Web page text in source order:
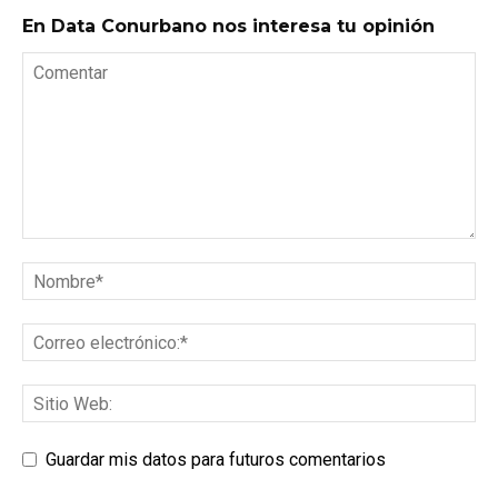
En Data Conurbano nos interesa tu opinión
Guardar mis datos para futuros comentarios